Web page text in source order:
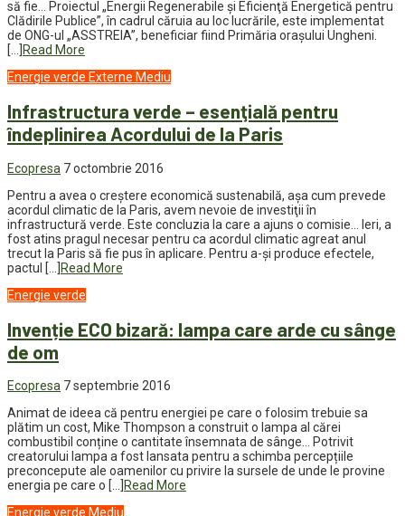
să fie… Proiectul „Energii Regenerabile şi Eficienţă Energetică pentru
Clădirile Publice”, în cadrul căruia au loc lucrările, este implementat
de ONG-ul „ASSTREIA”, beneficiar fiind Primăria oraşului Ungheni.
[…]
Read More
Energie verde Externe Mediu
Infrastructura verde – esenţială pentru
îndeplinirea Acordului de la Paris
Ecopresa 7 octombrie 2016
Pentru a avea o creştere economică sustenabilă, aşa cum prevede
acordul climatic de la Paris, avem nevoie de investiţii în
infrastructură verde. Este concluzia la care a ajuns o comisie… Ieri, a
fost atins pragul necesar pentru ca acordul climatic agreat anul
trecut la Paris să fie pus în aplicare. Pentru a-şi produce efectele,
pactul […]Read More
Energie verde
Invenție ECO bizară: lampa care arde cu sânge
de om
Ecopresa 7 septembrie 2016
Animat de ideea că pentru energiei pe care o folosim trebuie sa
plătim un cost, Mike Thompson a construit o lampa al cărei
combustibil conține o cantitate însemnata de sânge… Potrivit
creatorului lampa a fost lansata pentru a schimba percepțiile
preconcepute ale oamenilor cu privire la sursele de unde le provine
energia pe care o […] Read More
Energie verde Mediu